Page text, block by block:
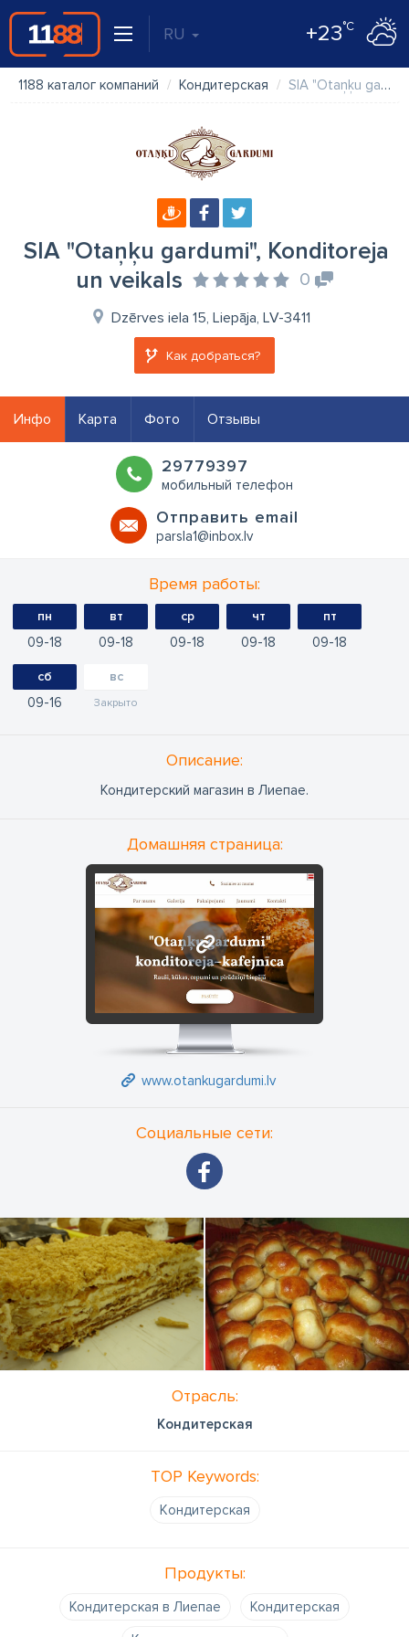
RU +23°C
1188 каталог компаний Кондитерская SIA "Otaņķu gardumi", Konditoreja un veikals
SIA "Otaņķu gardumi", Konditoreja
un veikals
0
Dzērves iela 15, Liepāja, LV-3411
Как добраться?
Инфо Карта Фото Отзывы
29779397
мобильный телефон
Oтправить email
parsla1@inbox.lv
Время работы:
пн
09 18
вт
09 18
ср
09 18
чт
09 18
пт
09 18
сб
09 16
вс
Закрыто
Oписание:
Кондитерский магазин в Лиепае.
Домашняя страница:
www.otankugardumi.lv
www.otankugardumi.lv
Социальные сети:
Отрасль:
Кондитерская
TOP Keywords:
Kондитерская
Продукты:
Кондитерская в Лиепае
Кондитерская